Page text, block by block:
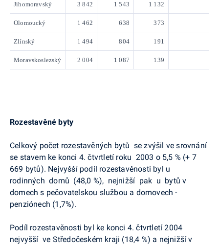
Jihomoravský 3 842 1 543 1 132
Olomoucký 1 462 638 373
Zlínský 1 494 804 191
Moravskoslezský 2 004 1 087 139
Rozestavěné byty
Celkový počet rozestavěných bytů se zvýšil ve srovnání
se stavem ke konci 4. čtvrtletí roku 2003 o 5,5 % (+ 7
669 bytů). Nejvyšší podíl rozestavěnosti byl u
rodinných domů (48,0 %), nejnižší pak u bytů v
domech s pečovatelskou službou a domovech -
penziónech (1,7%).
Podíl rozestavěnosti byl ke konci 4. čtvrtletí 2004
nejvyšší ve Středočeském kraji (18,4 %) a nejnižší v